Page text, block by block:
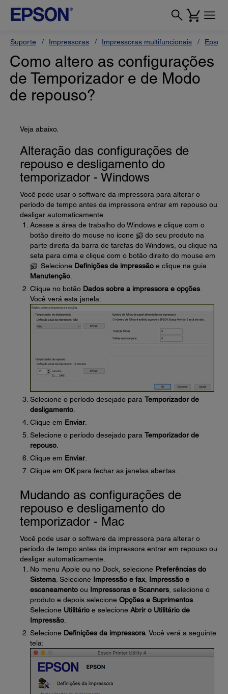
Suporte Impressoras Impressoras multifuncionais Epson
Como altero as configurações
de Temporizador e de Modo
de repouso?
Veja abaixo.
Alteração das configurações de
repouso e desligamento do
temporizador - Windows
Você pode usar o software da impressora para alterar o
período de tempo antes da impressora entrar em repouso ou
desligar automaticamente.
Acesse a área de trabalho do Windows e clique com o
botão direito do mouse no ícone
do seu produto na
parte direita da barra de tarefas do Windows, ou clique na
seta para cima e clique com o botão direito do mouse em
. Selecione Definições de impressão e clique na guia
Manutenção
Clique no botão Dados sobre a impressora e opções
Você verá esta janela:
Selecione o período desejado para Temporizador de
desligamento
Clique em Enviar.
Selecione o período desejado para Temporizador de
repouso
Clique em Enviar.
Clique em OKpara fechar as janelas abertas.
Mudando as configurações de
repouso e desligamento do
temporizador - Mac
Você pode usar o software da impressora para alterar o
período de tempo antes da impressora entrar em repouso ou
desligar automaticamente.
No menu Apple ou no Dock, selecione Preferências do
Sistema . Selecione Impressão e fax, Impressão e
escaneamento ou Impressoras e Scanners , selecione o
produto e depois selecione Opções e Suprimentos
Selecione Utilitário e selecione Abrir o Utilitário de
Impressão
Selecione Definições da impressora . Você verá a seguinte
tela: